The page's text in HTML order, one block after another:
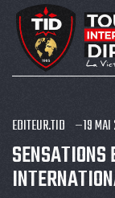
EDITEUR.TID 19
SENSATIONS